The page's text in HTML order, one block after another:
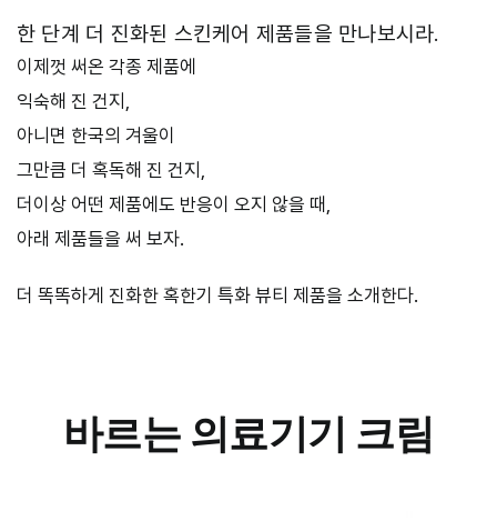
한 단계 더 진화된 스킨케어 제품들을 만나보시라.
이제껏 써온 각종 제품에
익숙해 진 건지,
아니면 한국의 겨울이
그만큼 더 혹독해 진 건지,
더이상 어떤 제품에도 반응이 오지 않을 때,
아래 제품들을 써 보자.
더 똑똑하게 진화한 혹한기 특화 뷰티 제품을 소개한다.
바르는 의료기기 크림